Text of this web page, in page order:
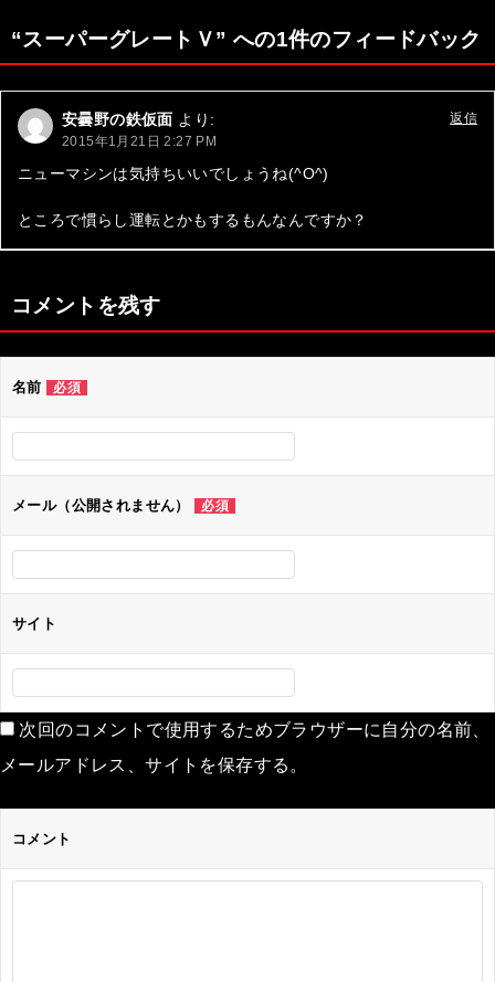
ビ
ゲ
ー
“スーパーグレートＶ” への1件のフィードバック
安曇野の鉄仮面 より:
2015年1月21日 2:27 PM
ニューマシンは気持ちいいでしょうね(^O^)
ところで慣らし運転とかもするもんなんですか？
返信
コメントを残す
名前 必須
メール（公開されません） 必須
サイト
次回のコメントで使用するためブラウザーに自分の名前、
メールアドレス、サイトを保存する。
コメント